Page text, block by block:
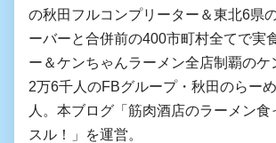
の秋田フルコンプリーター＆東北6県
ーバーと合併前の400市町村全てで実
ー＆ケンちゃんラーメン全店制覇のケ
2万6千人のFBグループ・秋田のらー
人。本ブログ「筋肉酒店のラーメン食
スル！」を運営。